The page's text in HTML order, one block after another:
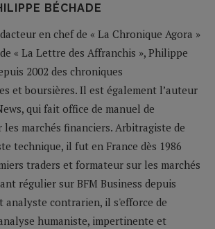
BÉCHADE
en chef de « La Chronique Agora »
« La Lettre des Affranchis », Philippe
2002 des chroniques
et boursières. Il est également l’auteur
qui fait office de manuel de
marchés financiers. Arbitragiste de
technique, il fut en France dès 1986
traders et formateur sur les marchés
régulier sur BFM Business depuis
analyste contrarien, il s'efforce de
humaniste, impertinente et